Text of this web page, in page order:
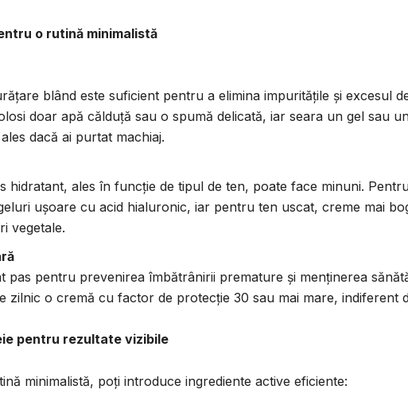
o rutină minimalistă
blând este suficient pentru a elimina impuritățile și excesul
doar apă călduță sau o spumă delicată, iar seara un gel sau
dacă ai purtat machiaj.
hidratant, ales în funcție de tipul de ten, poate face minuni.
ușoare cu acid hialuronic, iar pentru ten uscat, creme mai
vegetale.
pas pentru prevenirea îmbătrânirii premature și menținerea
zilnic o cremă cu factor de protecție 30 sau mai mare, indiferent
pentru rezultate vizibile
minimalistă, poți introduce ingrediente active eficiente: